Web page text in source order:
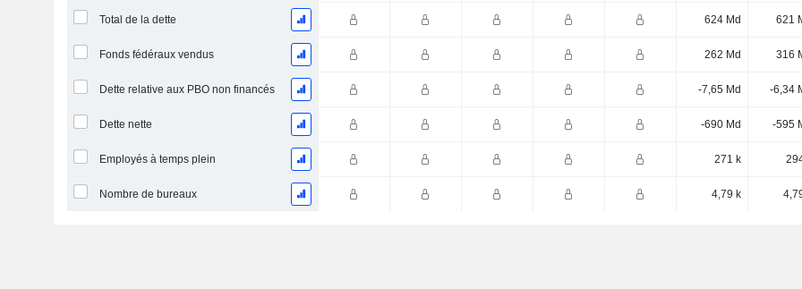
Total de la dette 624 Md 621
Fonds fédéraux vendus 262 Md 316
Dette relative aux PBO non financés -7,65 Md -6,34
Dette nette -690 Md -595
Employés à temps plein 271 k
Nombre de bureaux 4,79 k